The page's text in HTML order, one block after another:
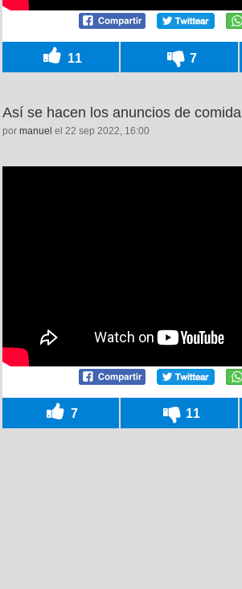
11 7
Así se hacen los anuncios de comida
por manuel el 22 sep 2022, 16:00
7 11